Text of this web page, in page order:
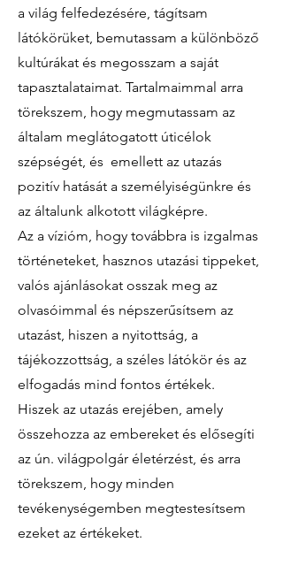
a világ felfedezésére, tágítsam
látókörüket, bemutassam a különböző
kultúrákat és megosszam a saját
tapasztalataimat. Tartalmaimmal arra
törekszem, hogy megmutassam az
általam meglátogatott úticélok
szépségét, és emellett az utazás
pozitív hatását a személyiségünkre és
az általunk alkotott világképre.
Az a vízióm, hogy továbbra is izgalmas
történeteket, hasznos utazási tippeket,
valós ajánlásokat osszak meg az
olvasóimmal és népszerűsítsem az
utazást, hiszen a nyitottság, a
tájékozzottság, a széles látókör és az
elfogadás mind fontos értékek.
Hiszek az utazás erejében, amely
összehozza az embereket és elősegíti
az ún. világpolgár életérzést, és arra
törekszem, hogy minden
tevékenységemben megtestesítsem
ezeket az értékeket.